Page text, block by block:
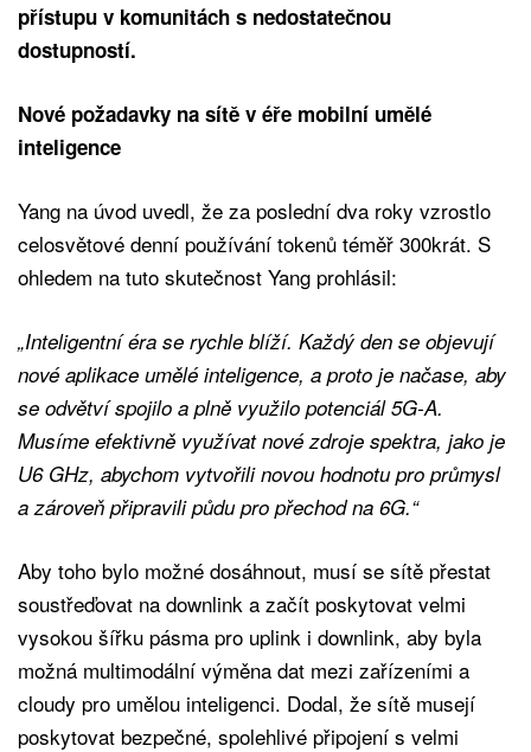
přístupu v komunitách s nedostatečnou
dostupností.
Nové požadavky na sítě v éře mobilní umělé
inteligence
Yang na úvod uvedl, že za poslední dva roky vzrostlo
celosvětové denní používání tokenů téměř 300krát. S
ohledem na tuto skutečnost Yang prohlásil:
„Inteligentní éra se rychle blíží. Každý den se objevují
nové aplikace umělé inteligence, a proto je načase, aby
se odvětví spojilo a plně využilo potenciál 5G-A.
Musíme efektivně využívat nové zdroje spektra, jako je
U6 GHz, abychom vytvořili novou hodnotu pro průmysl
a zároveň připravili půdu pro přechod na 6G.“
Aby toho bylo možné dosáhnout, musí se sítě přestat
soustřeďovat na downlink a začít poskytovat velmi
vysokou šířku pásma pro uplink i downlink, aby byla
možná multimodální výměna dat mezi zařízeními a
cloudy pro umělou inteligenci. Dodal, že sítě musejí
poskytovat bezpečné, spolehlivé připojení s velmi